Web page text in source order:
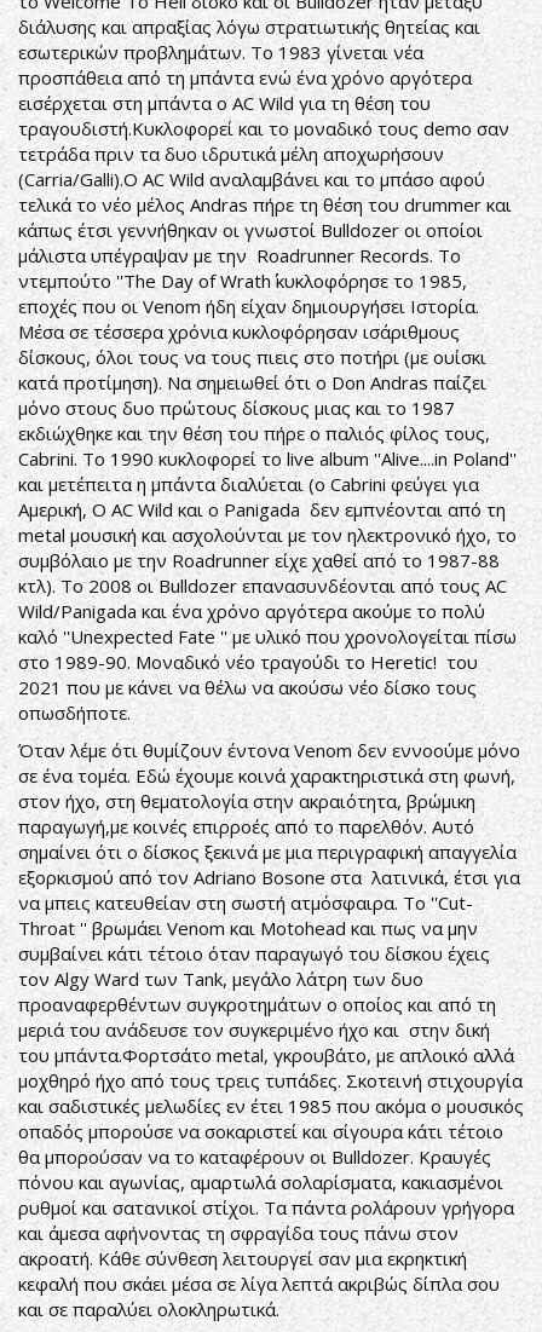
διάλυσης και απραξίας λόγω στρατιωτικής θητείας και
εσωτερικών προβλημάτων. Το 1983 γίνεται νέα
προσπάθεια από τη μπάντα ενώ ένα χρόνο αργότερα
εισέρχεται στη μπάντα ο AC Wild για τη θέση του
τραγουδιστή.Κυκλοφορεί και το μοναδικό τους demo σαν
τετράδα πριν τα δυο ιδρυτικά μέλη αποχωρήσουν
(Carria/Galli).O AC Wild αναλαμβάνει και το μπάσο αφού
τελικά το νέο μέλος Andras πήρε τη θέση του drummer και
κάπως έτσι γεννήθηκαν οι γνωστοί Bulldozer οι οποίοι
μάλιστα υπέγραψαν με την Roadrunner Records. Το
ντεμπούτο ''The Day of Wrath΄΄ κυκλοφόρησε το 1985,
εποχές που οι Venom ήδη είχαν δημιουργήσει Ιστορία.
Μέσα σε τέσσερα χρόνια κυκλοφόρησαν ισάριθμους
δίσκους, όλοι τους να τους πιεις στο ποτήρι (με ουίσκι
κατά προτίμηση). Να σημειωθεί ότι ο Don Andras παίζει
μόνο στους δυο πρώτους δίσκους μιας και το 1987
εκδιώχθηκε και την θέση του πήρε ο παλιός φίλος τους,
Cabrini. Το 1990 κυκλοφορεί το live album ''Alive....in Poland''
και μετέπειτα η μπάντα διαλύεται (ο Cabrini φεύγει για
Αμερική, Ο AC Wild και ο Panigada δεν εμπνέονται από τη
metal μουσική και ασχολούνται με τον ηλεκτρονικό ήχο, το
συμβόλαιο με την Roadrunner είχε χαθεί από το 1987-88
κτλ). Το 2008 οι Bulldozer επανασυνδέονται από τους AC
Wild/Panigada και ένα χρόνο αργότερα ακούμε το πολύ
καλό ''Unexpected Fate '' με υλικό που χρονολογείται πίσω
στο 1989-90. Μοναδικό νέο τραγούδι το Heretic! του
2021 που με κάνει να θέλω να ακούσω νέο δίσκο τους
οπωσδήποτε.
Όταν λέμε ότι θυμίζουν έντονα Venom δεν εννοούμε μόνο
σε ένα τομέα. Εδώ έχουμε κοινά χαρακτηριστικά στη φωνή,
στον ήχο, στη θεματολογία στην ακραιότητα, βρώμικη
παραγωγή,με κοινές επιρροές από το παρελθόν. Αυτό
σημαίνει ότι ο δίσκος ξεκινά με μια περιγραφική απαγγελία
εξορκισμού από τον Adriano Bosone στα λατινικά, έτσι για
να μπεις κατευθείαν στη σωστή ατμόσφαιρα. Το ''Cut-
Throat '' βρωμάει Venom και Motohead και πως να μην
συμβαίνει κάτι τέτοιο όταν παραγωγό του δίσκου έχεις
τον Algy Ward των Tank, μεγάλο λάτρη των δυο
προαναφερθέντων συγκροτημάτων ο οποίος και από τη
μεριά του ανάδευσε τον συγκεριμένο ήχο και στην δική
του μπάντα.Φορτσάτο metal, γκρουβάτο, με απλοικό αλλά
μοχθηρό ήχο από τους τρεις τυπάδες. Σκοτεινή στιχουργία
και σαδιστικές μελωδίες εν έτει 1985 που ακόμα ο μουσικός
οπαδός μπορούσε να σοκαριστεί και σίγουρα κάτι τέτοιο
θα μπορούσαν να το καταφέρουν οι Bulldozer. Κραυγές
πόνου και αγωνίας, αμαρτωλά σολαρίσματα, κακιασμένοι
ρυθμοί και σατανικοί στίχοι. Τα πάντα ρολάρουν γρήγορα
και άμεσα αφήνοντας τη σφραγίδα τους πάνω στον
ακροατή. Κάθε σύνθεση λειτουργεί σαν μια εκρηκτική
κεφαλή που σκάει μέσα σε λίγα λεπτά ακριβώς δίπλα σου
και σε παραλύει ολοκληρωτικά.